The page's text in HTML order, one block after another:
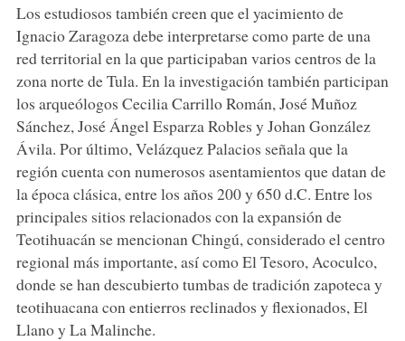
Los estudiosos también creen que el yacimiento de
Ignacio Zaragoza debe interpretarse como parte de una
red territorial en la que participaban varios centros de la
zona norte de Tula. En la investigación también participan
los arqueólogos Cecilia Carrillo Román, José Muñoz
Sánchez, José Ángel Esparza Robles y Johan González
Ávila. Por último, Velázquez Palacios señala que la
región cuenta con numerosos asentamientos que datan de
la época clásica, entre los años 200 y 650 d.C. Entre los
principales sitios relacionados con la expansión de
Teotihuacán se mencionan Chingú, considerado el centro
regional más importante, así como El Tesoro, Acoculco,
donde se han descubierto tumbas de tradición zapoteca y
teotihuacana con entierros reclinados y flexionados, El
Llano y La Malinche.